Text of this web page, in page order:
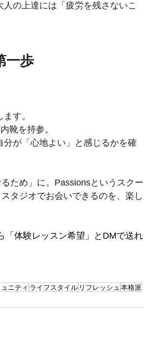
の上達には「疲労を残さないこ
一歩
す。
靴を持参。
が「心地よい」と感じるかを確
ため」に。Passionsというスクー
タジオでお会いできるのを、楽し
「体験レッスン希望」とDMで送れ
ニティ ライフスタイル リフレッシュ 本格派